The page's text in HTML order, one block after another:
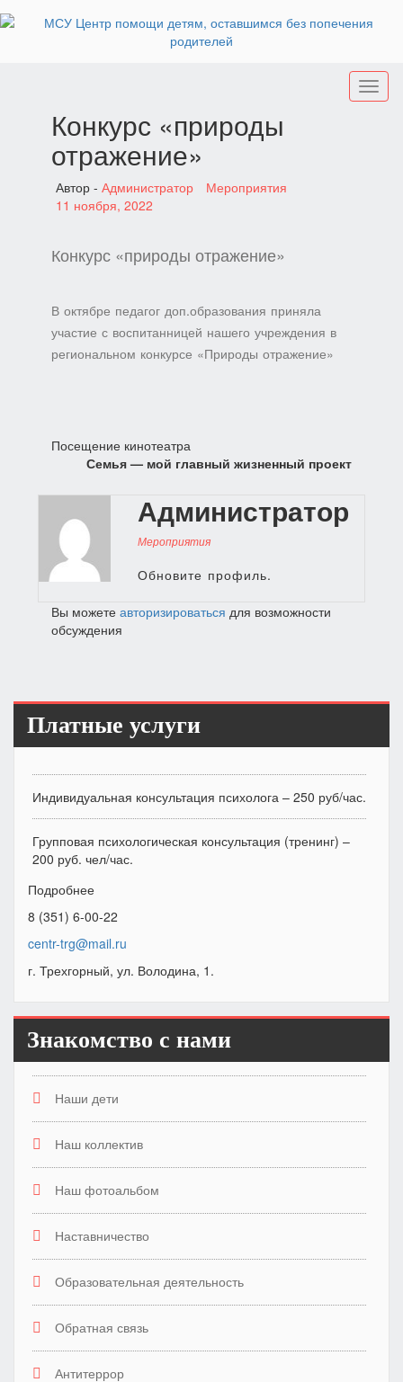
Конкурс «природы
отражение»
Автор - Администратор
Мероприятия
11 ноября, 2022
Конкурс «природы отражение»
В октябре педагог доп.образования приняла
участие с воспитанницей нашего учреждения в
региональном конкурсе «Природы отражение»
Навигация
записям
Посещение кинотеатра
Семья — мой главный жизненный проект
Администратор
Мероприятия
Обновите профиль.
Вы можете авторизироваться для возможности
обсуждения
Платные услуги
Индивидуальная консультация психолога – 250 руб/час.
Групповая психологическая консультация (тренинг) –
200 руб. чел/час.
Подробнее
8 (351) 6-00-22
centr-trg@mail.ru
г. Трехгорный, ул. Володина, 1.
Знакомство с нами
Наши дети
Наш коллектив
Наш фотоальбом
Наставничество
Образовательная деятельность
Обратная связь
Антитеррор